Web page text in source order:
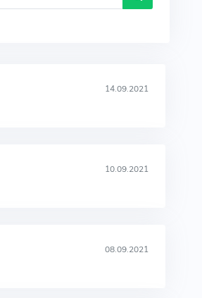
14.09.2021
10.09.2021
08.09.2021